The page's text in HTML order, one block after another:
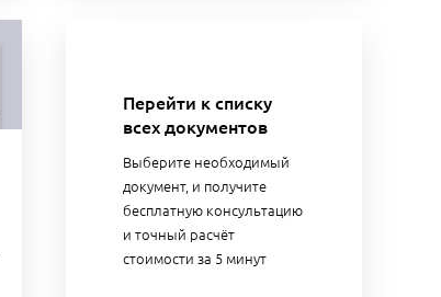
Перейти к списку
всех документов
Выберите необходимый
документ, и получите
бесплатную консультацию
и точный расчёт
стоимости за 5 минут